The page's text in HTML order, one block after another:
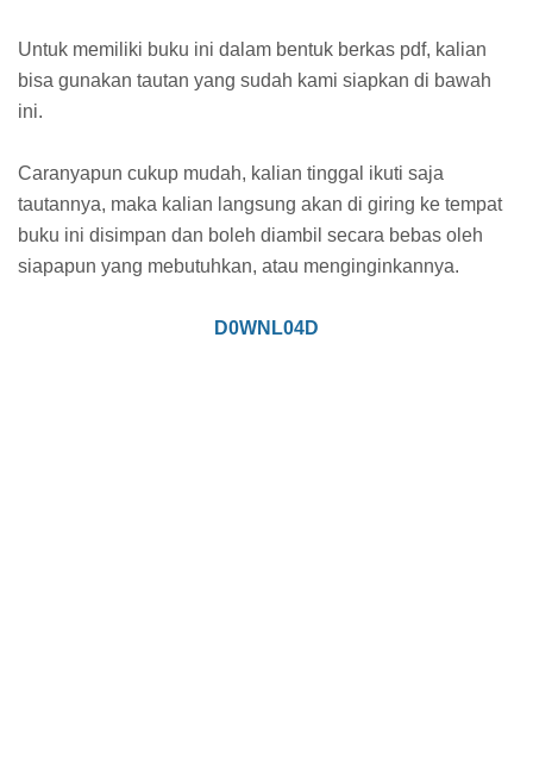
Untuk memiliki buku ini dalam bentuk berkas pdf, kalian
bisa gunakan tautan yang sudah kami siapkan di bawah
ini.
Caranyapun cukup mudah, kalian tinggal ikuti saja
tautannya, maka kalian langsung akan di giring ke tempat
buku ini disimpan dan boleh diambil secara bebas oleh
siapapun yang mebutuhkan, atau menginginkannya.
D0WNL04D